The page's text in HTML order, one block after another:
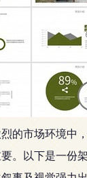
的市场环境中
。以下是一份